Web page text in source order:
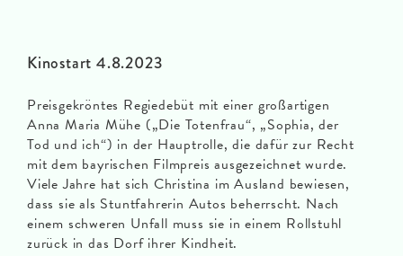
Kinostart 4.8.2023
Preisgekröntes Regiedebüt mit einer großartigen
Anna Maria Mühe („Die Totenfrau“, „Sophia, der
Tod und ich“) in der Hauptrolle, die dafür zur Recht
mit dem bayrischen Filmpreis ausgezeichnet wurde.
Viele Jahre hat sich Christina im Ausland bewiesen,
dass sie als Stuntfahrerin Autos beherrscht. Nach
einem schweren Unfall muss sie in einem Rollstuhl
zurück in das Dorf ihrer Kindheit.